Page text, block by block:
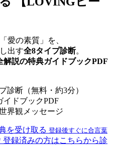
愛の素質」を、
出す全8タイプ診断。
解説の特典ガイドブックPDF
診断（無料・約3分）
イドブックPDF
界観メッセージ
を受け取る 登録後すぐに合言葉
登録済みの方はこちらから診